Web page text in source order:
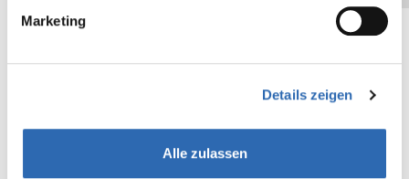
Marketing
Details zeigen
Alle zulassen
adhesive tape for the designated application
PRODUCT FEATURES